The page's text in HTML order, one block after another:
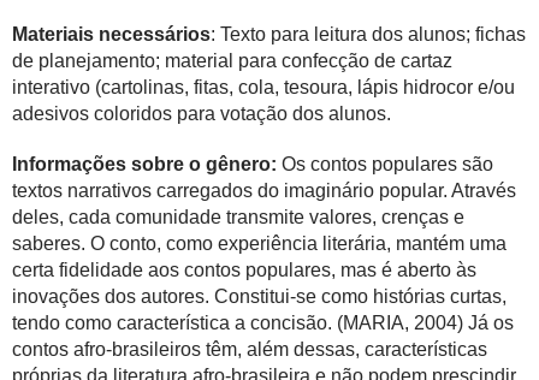
Materiais necessários: Texto para leitura dos alunos; fichas
de planejamento; material para confecção de cartaz
interativo (cartolinas, fitas, cola, tesoura, lápis hidrocor e/ou
adesivos coloridos para votação dos alunos.
Informações sobre o gênero: Os contos populares são
textos narrativos carregados do imaginário popular. Através
deles, cada comunidade transmite valores, crenças e
saberes. O conto, como experiência literária, mantém uma
certa fidelidade aos contos populares, mas é aberto às
inovações dos autores. Constitui-se como histórias curtas,
tendo como característica a concisão. (MARIA, 2004) Já os
contos afro-brasileiros têm, além dessas, características
próprias da literatura afro-brasileira e não podem prescindir